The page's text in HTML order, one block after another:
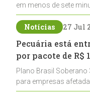
em menos de sete
cabanhas na seleção
ao laço
Notícias 27 Jul
Pecuária está
por pacote de R$
Plano Brasil Soberano
para empresas
inclui a pecuária entre